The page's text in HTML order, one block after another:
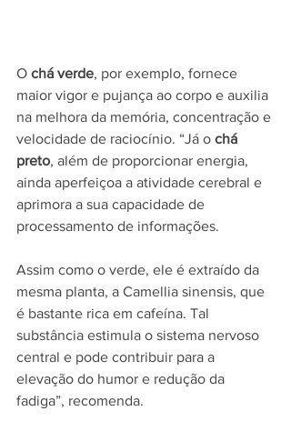
O chá verde, por exemplo, fornece
maior vigor e pujança ao corpo e auxilia
na melhora da memória, concentração e
velocidade de raciocínio. “Já o chá
preto, além de proporcionar energia,
ainda aperfeiçoa a atividade cerebral e
aprimora a sua capacidade de
processamento de informações.
Assim como o verde, ele é extraído da
mesma planta, a Camellia sinensis, que
é bastante rica em cafeína. Tal
substância estimula o sistema nervoso
central e pode contribuir para a
elevação do humor e redução da
fadiga”, recomenda.